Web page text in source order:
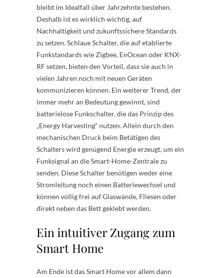
bleibt im Idealfall über Jahrzehnte bestehen.
Deshalb ist es wirklich wichtig, auf
Nachhaltigkeit und zukunftssichere Standards
zu setzen. Schlaue Schalter, die auf etablierte
Funkstandards wie Zigbee, EnOcean oder KNX-
RF setzen, bieten den Vorteil, dass sie auch in
vielen Jahren noch mit neuen Geräten
kommunizieren können. Ein weiterer Trend, der
immer mehr an Bedeutung gewinnt, sind
batterielose Funkschalter, die das Prinzip des
„Energy Harvesting“ nutzen. Allein durch den
mechanischen Druck beim Betätigen des
Schalters wird genügend Energie erzeugt, um ein
Funksignal an die Smart-Home-Zentrale zu
senden. Diese Schalter benötigen weder eine
Stromleitung noch einen Batteriewechsel und
können völlig frei auf Glaswände, Fliesen oder
direkt neben das Bett geklebt werden.
Ein intuitiver Zugang zum
Smart Home
Am Ende ist das Smart Home vor allem dann